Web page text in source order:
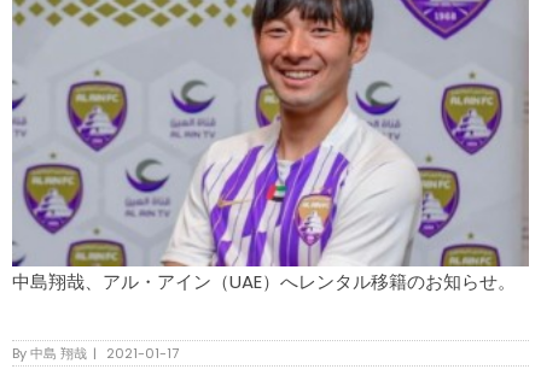
中島翔哉、アル・アイン（UAE）へレンタル移籍のお知らせ。
By中島 翔哉 | 2021-01-17